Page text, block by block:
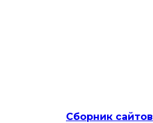
Сборник сайтов